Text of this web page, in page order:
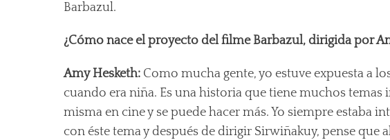
Barbazul.
¿Cómo nace el proyecto del filme Barbazul, dirigida por
Amy Hesketh: Como mucha gente, yo estuve expuesta a
cuando era niña. Es una historia que tiene muchos temas
misma en cine y se puede hacer más. Yo siempre estaba
con éste tema y después de dirigir Sirwiñakuy, pense que